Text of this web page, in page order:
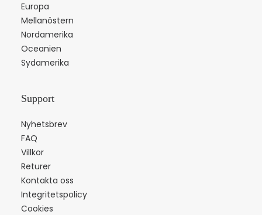
Europa
Mellanöstern
Nordamerika
Oceanien
Sydamerika
Support
Nyhetsbrev
FAQ
Villkor
Returer
Kontakta oss
Integritetspolicy
Cookies